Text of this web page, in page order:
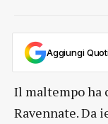
Aggiungi
Il maltempo ha
Ravennate. Da